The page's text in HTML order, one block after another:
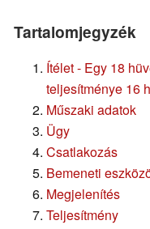
Tartalomjegyzék
Ítélet - Egy 18
teljesítménye 16
Műszaki adatok
Ügy
Csatlakozás
Bemeneti
Megjelenítés
Teljesítmény